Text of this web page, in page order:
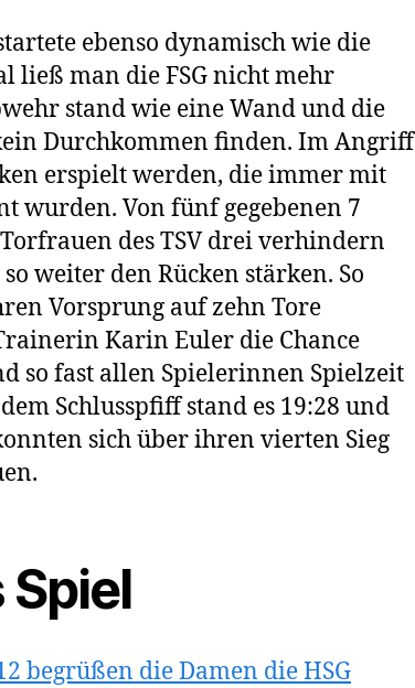
ebenso dynamisch wie die
ließ man die FSG nicht mehr
stand wie eine Wand und die
Durchkommen finden. Im Angriff
erspielt werden, die immer mit
wurden. Von fünf gegebenen 7
des TSV drei verhindern
weiter den Rücken stärken. So
Vorsprung auf zehn Tore
Karin Euler die Chance
so fast allen Spielerinnen Spielzeit
Schlusspfiff stand es 19:28 und
sich über ihren vierten Sieg
begrüßen die Damen die HSG